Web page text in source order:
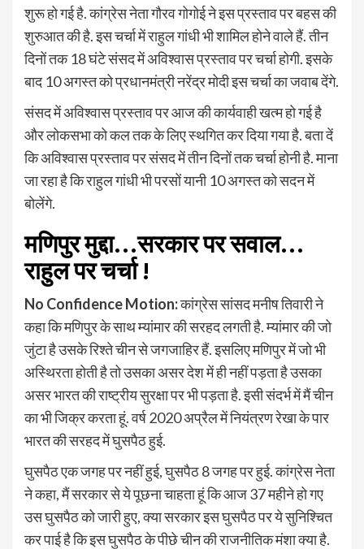
शुरू हो गई है. कांग्रेस नेता गौरव गोगोई ने इस प्रस्ताव पर बहस की
शुरुआत की है. इस चर्चा में राहुल गांधी भी शामिल होने वाले हैं. तीन
दिनों तक 18 घंटे संसद में अविश्वास प्रस्ताव पर चर्चा होगी. इसके
बाद 10 अगस्त को प्रधानमंत्री नरेंद्र मोदी इस चर्चा का जवाब देंगे.
संसद में अविश्वास प्रस्ताव पर आज की कार्यवाही खत्म हो गई है
और लोकसभा को कल तक के लिए स्थगित कर दिया गया है. बता दें
कि अविश्वास प्रस्ताव पर संसद में तीन दिनों तक चर्चा होनी है. माना
जा रहा है कि राहुल गांधी भी परसों यानी 10 अगस्त को सदन में
बोलेंगे.
मणिपुर मुद्दा…सरकार पर सवाल…
राहुल पर चर्चा !
No Confidence Motion:कांग्रेस सांसद मनीष तिवारी ने
कहा कि मणिपुर के साथ म्यांमार की सरहद लगती है. म्यांमार की जो
जुंटा है उसके रिश्ते चीन से जगजाहिर हैं. इसलिए मणिपुर में जो भी
अस्थिरता होती है तो उसका असर देश में ही नहीं पड़ता है उसका
असर भारत की राष्ट्रीय सुरक्षा पर भी पड़ता है. इसी संदर्भ में मैं चीन
का भी जिक्र करता हूं. वर्ष 2020 अप्रैल में नियंत्रण रेखा के पार
भारत की सरहद में घुसपैठ हुई.
घुसपैठ एक जगह पर नहीं हुई, घुसपैठ 8 जगह पर हुई. कांग्रेस नेता
ने कहा, मैं सरकार से ये पूछना चाहता हूं कि आज 37 महीने हो गए
उस घुसपैठ को जारी हुए, क्या सरकार इस घुसपैठ पर ये सुनिश्चित
कर पाई है कि इस घुसपैठ के पीछे चीन की राजनीतिक मंशा क्या है.